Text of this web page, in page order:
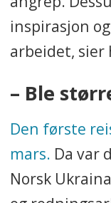
inspirasjon
arbeidet, sier
– Ble
Den første
mars. Da var
Norsk